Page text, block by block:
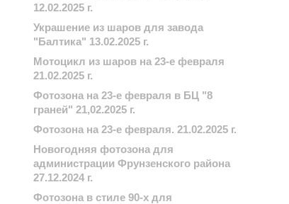
12.02.2025 г.
Украшение из шаров для завода
"Балтика" 13.02.2025 г.
Мотоцикл из шаров на 23-е февраля
21.02.2025 г.
Фотозона на 23-е февраля в БЦ "8
граней" 21,02.2025 г.
Фотозона на 23-е февраля. 21.02.2025 г.
Новогодняя фотозона для
администрации Фрунзенского района
27.12.2024 г.
Фотозона в стиле 90-х для